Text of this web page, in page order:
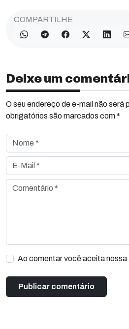
COMPARTILHE
Deixe um
O seu endereço de e-mail não será
obrigatórios são marcados com *
Nome *
E-Mail *
Comentário *
Ao comentar você aceita nossa